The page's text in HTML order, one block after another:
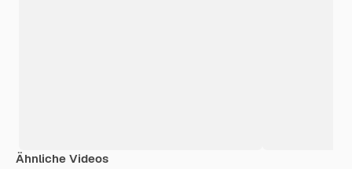
Ähnliche Videos